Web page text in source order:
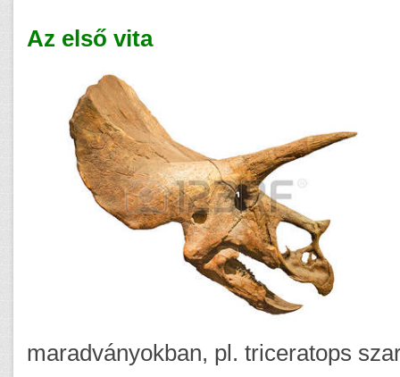
Az első vita
maradványokban, pl. triceratops